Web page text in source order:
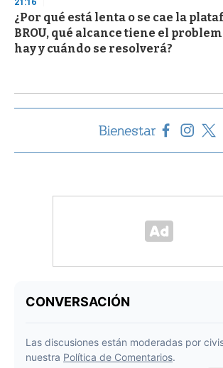
21:16
¿Por qué está lenta o se cae la
BROU, qué alcance tiene el
hay y cuándo se resolverá?